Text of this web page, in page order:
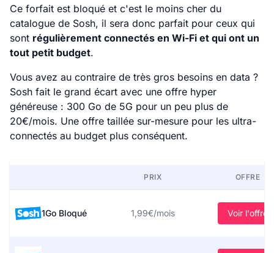
Ce forfait est bloqué et c'est le moins cher du
catalogue de Sosh, il sera donc parfait pour ceux qui
sont régulièrement connectés en Wi-Fi et qui ont un
tout petit budget.
Vous avez au contraire de très gros besoins en data ?
Sosh fait le grand écart avec une offre hyper
généreuse : 300 Go de 5G pour un peu plus de
20€/mois. Une offre taillée sur-mesure pour les ultra-
connectés au budget plus conséquent.
PRIX OFFRE
1Go Bloqué 1,99€/mois Voir l'offre